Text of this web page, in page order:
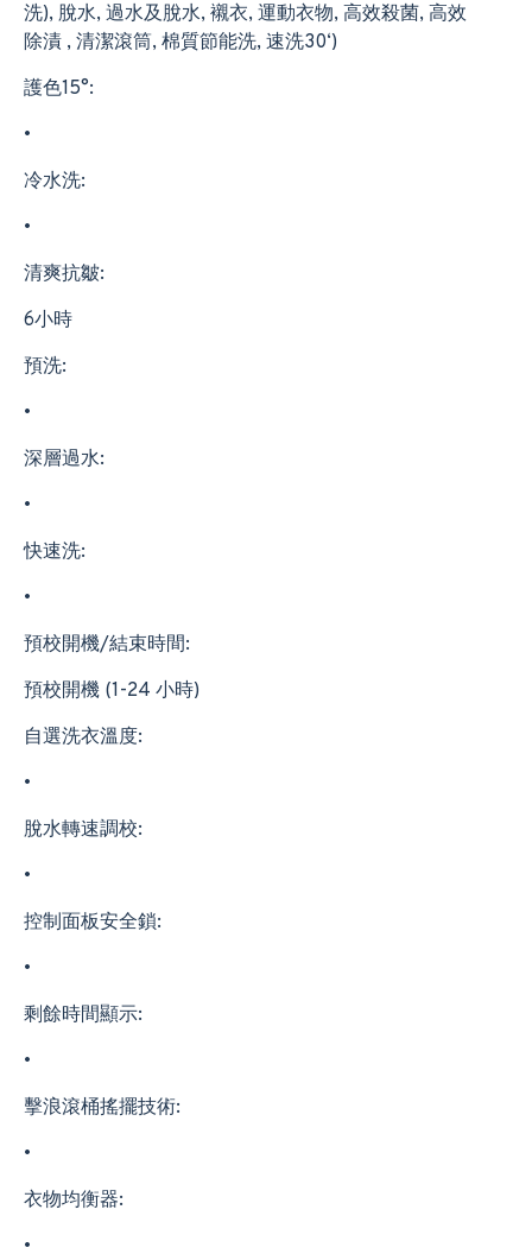
洗), 脫水, 過水及脫水, 襯衣, 運動衣物, 高效殺菌, 高效
除漬 , 清潔滾筒, 棉質節能洗, 速洗30‘)
護色15°:
•
冷水洗:
•
清爽抗皺:
6小時
預洗:
•
深層過水:
•
快速洗:
•
預校開機/結束時間:
預校開機 (1-24 小時)
自選洗衣溫度:
•
脫水轉速調校:
•
控制面板安全鎖:
•
剩餘時間顯示:
•
擊浪滾桶搖擺技術:
•
衣物均衡器:
•